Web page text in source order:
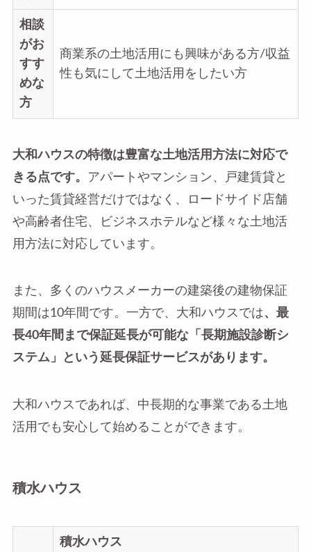
相談
がお
すす
めな
方
商業系の土地活用にも興味がある方/収益
性も気にして土地活用をしたい方
大和ハウスの特徴は豊富な土地活用方法に対応で
きる点です。 アパートやマンション、戸建賃貸と
いった賃貸経営だけではなく、ロードサイド店舗
や高齢者住宅、ビジネスホテルなど様々な土地活
用方法に対応しています。
また、多くのハウスメーカーの建築後の建物保証
期間は10年間です。一方で、大和ハウスでは、最
長40年間まで保証延長が可能な「長期施設診断シ
ステム」という延長保証サービスがあります。
大和ハウスであれば、中長期的な事業である土地
活用でも安心して始めることができます。
積水ハウス
積水ハウス